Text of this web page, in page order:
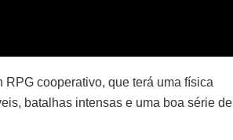
cooperativo, que terá uma física
batalhas intensas e uma boa série de